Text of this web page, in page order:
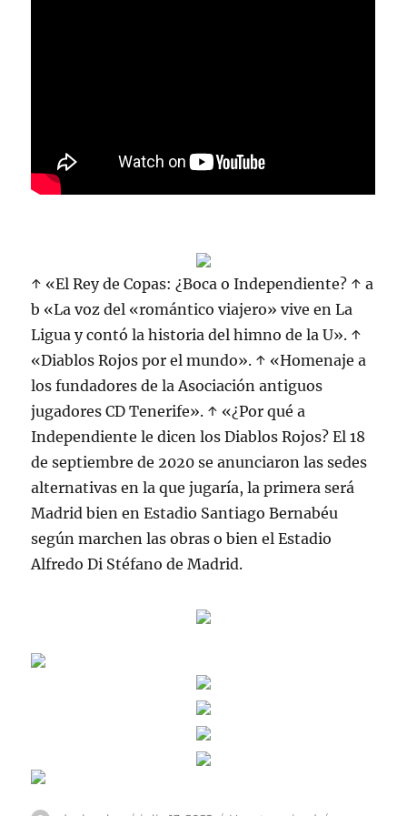
↑ «El Rey de Copas: ¿Boca o Independiente? ↑ a
b «La voz del «romántico viajero» vive en La
Ligua y contó la historia del himno de la U». ↑
«Diablos Rojos por el mundo». ↑ «Homenaje a
los fundadores de la Asociación antiguos
jugadores CD Tenerife». ↑ «¿Por qué a
Independiente le dicen los Diablos Rojos? El 18
de septiembre de 2020 se anunciaron las sedes
alternativas en la que jugaría, la primera será
Madrid bien en Estadio Santiago Bernabéu
según marchen las obras o bien el Estadio
Alfredo Di Stéfano de Madrid.